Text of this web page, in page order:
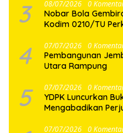
3 08/07/2026 0
Nobar Bola
Kodim 0210/TU
4 07/07/2026 0
Pembangunan
Utara Rampung
5 07/07/2026 0
YDPK Luncurkan
Mengabadikan
07/07/2026 0